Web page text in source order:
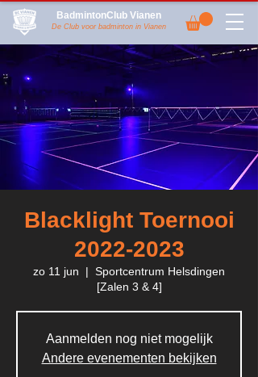
BadmintonClub Vianen
De Club voor badminton in Vianen
Blacklight Toernooi
2022-2023
zo 11 jun
  |
Sportcentrum Helsdingen
[Zalen 3 & 4]
Aanmelden nog niet mogelijk
Andere evenementen bekijken